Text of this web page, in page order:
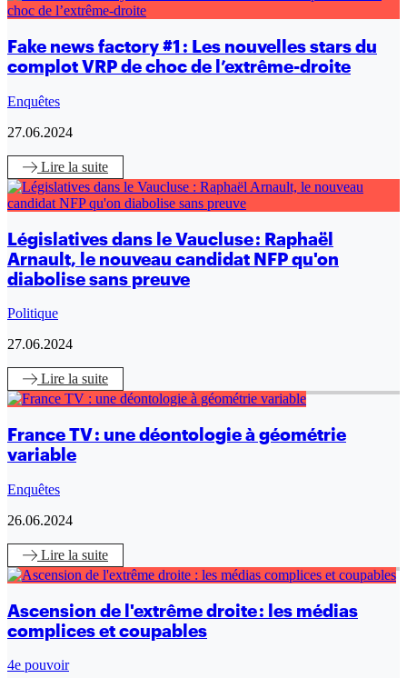
Fake news factory #1 : Les nouvelles stars du
complot VRP de choc de l’extrême-droite
Enquêtes
27.06.2024
Lire la suite
Législatives dans le Vaucluse : Raphaël
Arnault, le nouveau candidat NFP qu'on
diabolise sans preuve
Politique
27.06.2024
Lire la suite
France TV : une déontologie à géométrie
variable
Enquêtes
26.06.2024
Lire la suite
Ascension de l'extrême droite : les médias
complices et coupables
4e pouvoir